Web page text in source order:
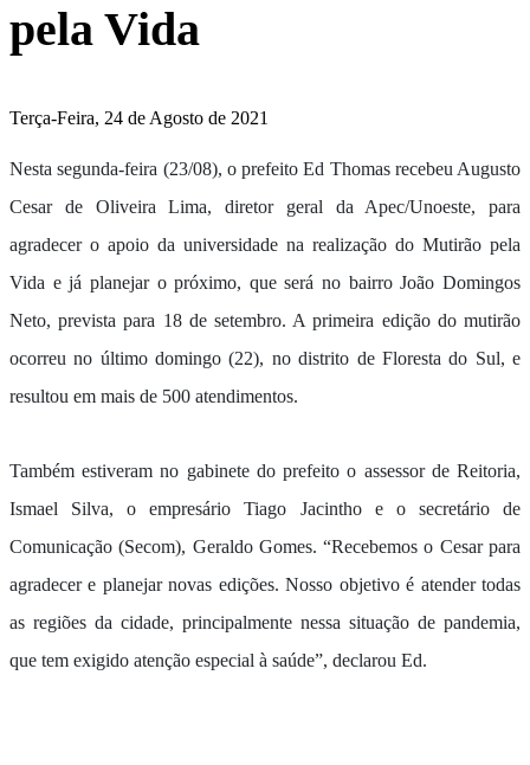
pela Vida
Terça-Feira, 24 de Agosto de 2021
Nesta segunda-feira (23/08), o prefeito Ed Thomas recebeu Augusto
Cesar de Oliveira Lima, diretor geral da Apec/Unoeste, para
agradecer o apoio da universidade na realização do Mutirão pela
Vida e já planejar o próximo, que será no bairro João Domingos
Neto, prevista para 18 de setembro. A primeira edição do mutirão
ocorreu no último domingo (22), no distrito de Floresta do Sul, e
resultou em mais de 500 atendimentos.
Também estiveram no gabinete do prefeito o assessor de Reitoria,
Ismael Silva, o empresário Tiago Jacintho e o secretário de
Comunicação (Secom), Geraldo Gomes. “Recebemos o Cesar para
agradecer e planejar novas edições. Nosso objetivo é atender todas
as regiões da cidade, principalmente nessa situação de pandemia,
que tem exigido atenção especial à saúde”, declarou Ed.